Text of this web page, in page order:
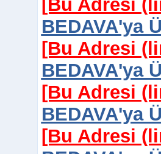
[Bu Adresi
BEDAVA'ya
[Bu Adresi
BEDAVA'ya
[Bu Adresi
BEDAVA'ya
[Bu Adresi